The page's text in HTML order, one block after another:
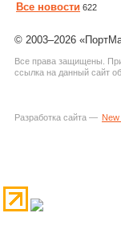
Все новости 622
© 2003–2026
Все права защищены.
ссылка на данный сайт
Разработка сайта —